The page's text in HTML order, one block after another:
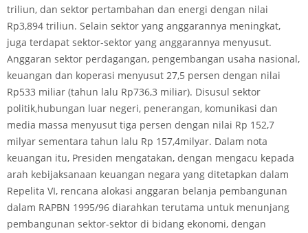
triliun, dan sektor pertambahan dan energi dengan nilai
Rp3,894 triliun. Selain sektor yang anggarannya meningkat,
juga terdapat sektor-sektor yang anggarannya menyusut.
Anggaran sektor perdagangan, pengembangan usaha nasional,
keuangan dan koperasi menyusut 27,5 persen dengan nilai
Rp533 miliar (tahun lalu Rp736,3 miliar). Disusul sektor
politik,hubungan luar negeri, penerangan, komunikasi dan
media massa menyusut tiga persen dengan nilai Rp 152,7
milyar sementara tahun lalu Rp 157,4milyar. Dalam nota
keuangan itu, Presiden mengatakan, dengan mengacu kepada
arah kebijaksanaan keuangan negara yang ditetapkan dalam
Repelita VI, rencana alokasi anggaran belanja pembangunan
dalam RAPBN 1995/96 diarahkan terutama untuk menunjang
pembangunan sektor-sektor di bidang ekonomi, dengan